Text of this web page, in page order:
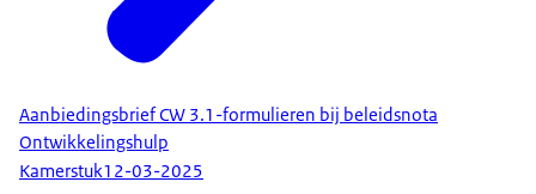
Aanbiedingsbrief CW 3.1-formulieren bij beleidsnota
Ontwikkelingshulp
Kamerstuk12-03-2025